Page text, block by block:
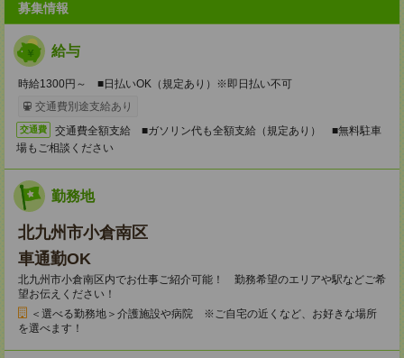
募集情報
給与
時給1300円～ ■日払いOK（規定あり）※即日払い不可
交通費別途支給あり
交通費
交通費全額支給 ■ガソリン代も全額支給（規定あり） ■無料駐車
場もご相談ください
勤務地
北九州市小倉南区
車通勤OK
北九州市小倉南区内でお仕事ご紹介可能！ 勤務希望のエリアや駅などご希
望お伝えください！
＜選べる勤務地＞介護施設や病院 ※ご自宅の近くなど、お好きな場所
を選べます！